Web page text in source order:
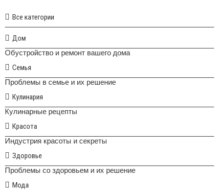
Все категории
Дом
Обустройство и ремонт вашего дома
Семья
Проблемы в семье и их решение
Кулинария
Кулинарные рецепты
Красота
Индустрия красоты и секреты
Здоровье
Проблемы со здоровьем и их решение
Мода